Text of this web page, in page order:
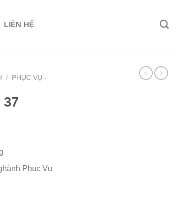
LIÊN HỆ
/
PHỤC VỤ -
37
Phục Vụ